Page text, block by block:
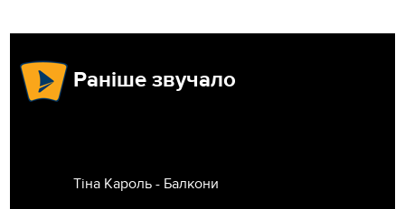
Раніше звучало
Тіна Кароль - Балкони